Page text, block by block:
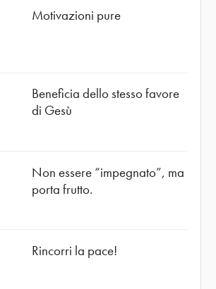
Motivazioni pure
Beneficia dello stesso favore
di Gesù
Non essere “impegnato”, ma
porta frutto.
Rincorri la pace!